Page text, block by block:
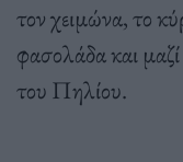
τον χειμώνα, το
φασολάδα και
του Πηλίου.